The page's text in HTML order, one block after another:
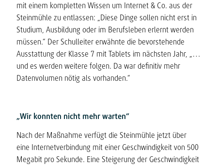
mit einem kompletten Wissen um Internet & Co. aus der
Steinmühle zu entlassen: „Diese Dinge sollen nicht erst in
Studium, Ausbildung oder im Berufsleben erlernt werden
müssen.“ Der Schulleiter erwähnte die bevorstehende
Ausstattung der Klasse 7 mit Tablets im nächsten Jahr, „…
und es werden weitere folgen. Da war definitiv mehr
Datenvolumen nötig als vorhanden.“
„Wir konnten nicht mehr warten“
Nach der Maßnahme verfügt die Steinmühle jetzt über
eine Internetverbindung mit einer Geschwindigkeit von 500
Megabit pro Sekunde. Eine Steigerung der Geschwindigkeit